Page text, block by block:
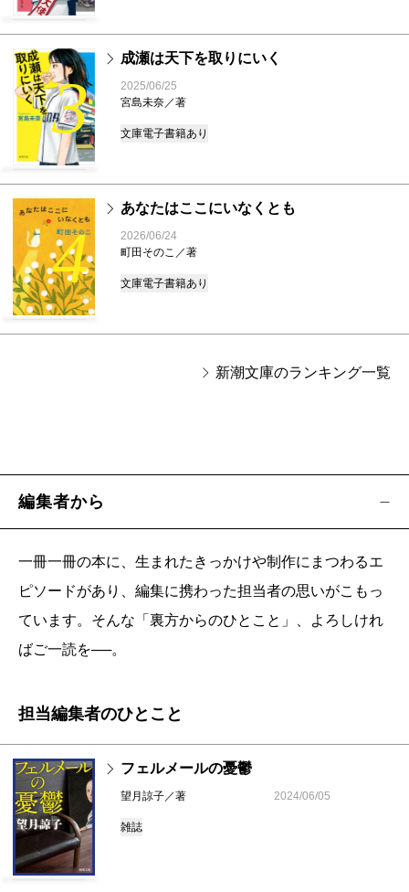
3
成瀬は天下を取りにいく
2025/06/25
宮島未奈／著
文庫電子書籍あり
4
あなたはここにいなくとも
2026/06/24
町田そのこ／著
文庫電子書籍あり
新潮文庫のランキング一覧
編集者から
一冊一冊の本に、生まれたきっかけや制作にまつわるエ
ピソードがあり、編集に携わった担当者の思いがこもっ
ています。そんな「裏方からのひとこと」、よろしけれ
ばご一読を──。
担当編集者のひとこと
フェルメールの憂鬱
望月諒子／著 2024/06/05
雑誌